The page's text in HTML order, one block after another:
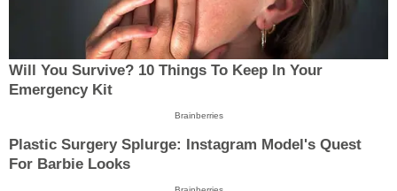
Will You Survive? 10 Things To Keep In Your
Emergency Kit
Brainberries
Plastic Surgery Splurge: Instagram Model's Quest
For Barbie Looks